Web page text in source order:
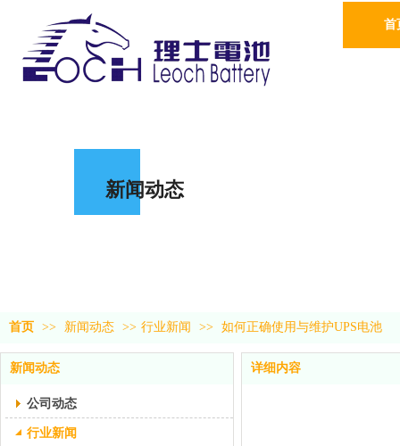
首
新闻动态
首页 >> 新闻动态 >> 行业新闻 >> 如何正确使用与维护UPS电池
新闻动态
公司动态
行业新闻
详细内容